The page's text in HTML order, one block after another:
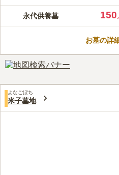
環境です。人気の樹木葬は
で、大切なペットと共に永
かな静かな空間で、他の方
この霊園はまだ誰からも評価されてい
永代供養墓 150
お墓の詳
よなごぼち
米子墓地